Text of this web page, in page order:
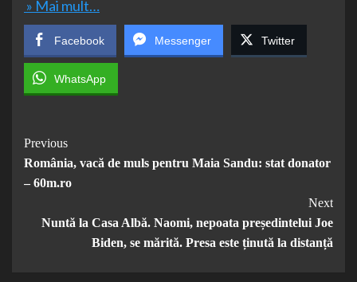
» Mai mult…
Facebook Messenger Twitter
WhatsApp
Post
Navigation
Previous
România, vacă de muls pentru Maia Sandu: stat donator
– 60m.ro
Next
Nuntă la Casa Albă. Naomi, nepoata președintelui Joe
Biden, se mărită. Presa este ținută la distanță